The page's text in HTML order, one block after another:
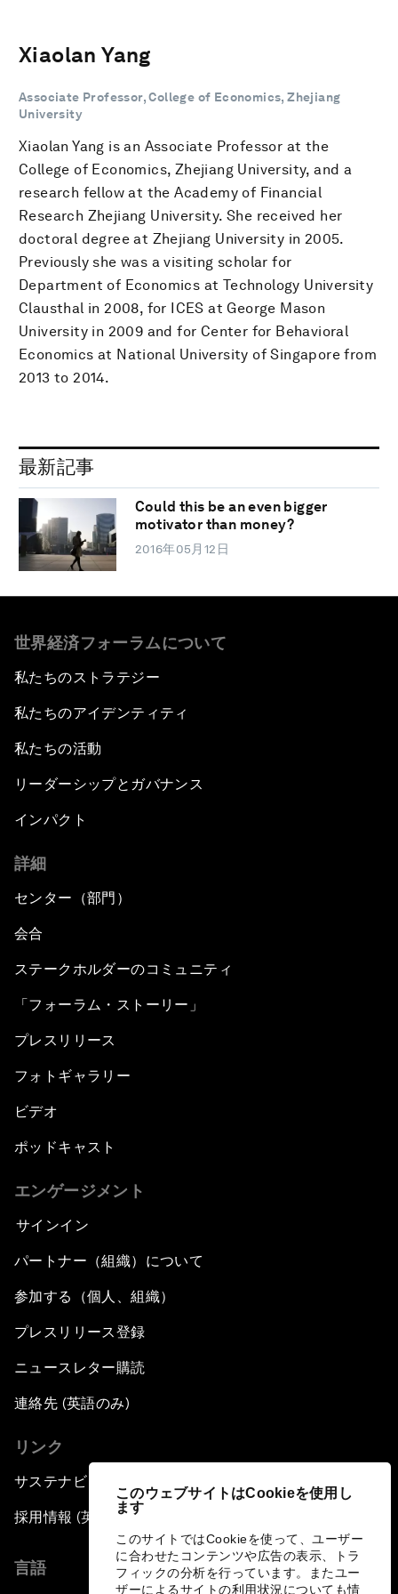
このウェブサイトはCookieを使用し
ます
このサイトではCookieを使って、ユーザー
に合わせたコンテンツや広告の表示、トラ
フィックの分析を行っています。またユー
ザーによるサイトの利用状況についても情
Xiaolan Yang
Associate Professor, College of Economics, Zhejiang
University
Xiaolan Yang is an Associate Professor at the
College of Economics, Zhejiang University, and a
research fellow at the Academy of Financial
Research Zhejiang University. She received her
doctoral degree at Zhejiang University in 2005.
Previously she was a visiting scholar for
Department of Economics at Technology University
Clausthal in 2008, for ICES at George Mason
University in 2009 and for Center for Behavioral
Economics at National University of Singapore from
2013 to 2014.
最新記事
Could this be an even bigger
motivator than money?
2016年05月12日
世界経済フォーラムについて
私たちのストラテジー
私たちのアイデンティティ
私たちの活動
リーダーシップとガバナンス
インパクト
詳細
センター（部門）
会合
ステークホルダーのコミュニティ
「フォーラム・ストーリー」
プレスリリース
フォトギャラリー
ビデオ
ポッドキャスト
エンゲージメント
サインイン
パートナー（組織）について
参加する（個人、組織）
プレスリリース登録
ニュースレター購読
連絡先 (英語のみ)
リンク
サステナビリティへの取り組み
採用情報 (英語のみ)
言語